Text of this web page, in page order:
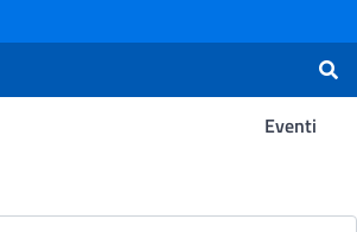
Eventi
Ricerca -